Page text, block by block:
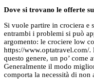
Dove si trovano le offerte
Si vuole partire in crociera e
entrambi i problemi si può
argomento: le crociere low
https://www.optatravel.com/
questo genere, un po’
Generalmente il modo
comporta la necessità di non